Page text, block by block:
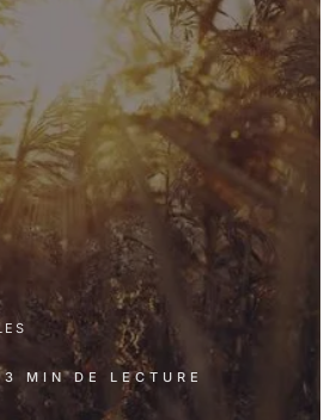
3 MIN DE LECTURE